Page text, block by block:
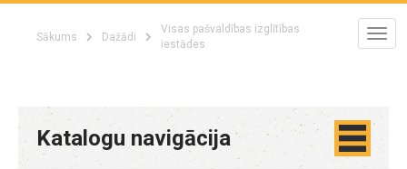
Sākums Dažādi
Visas pašvaldības izglītības
iestādes
Katalogu navigācija